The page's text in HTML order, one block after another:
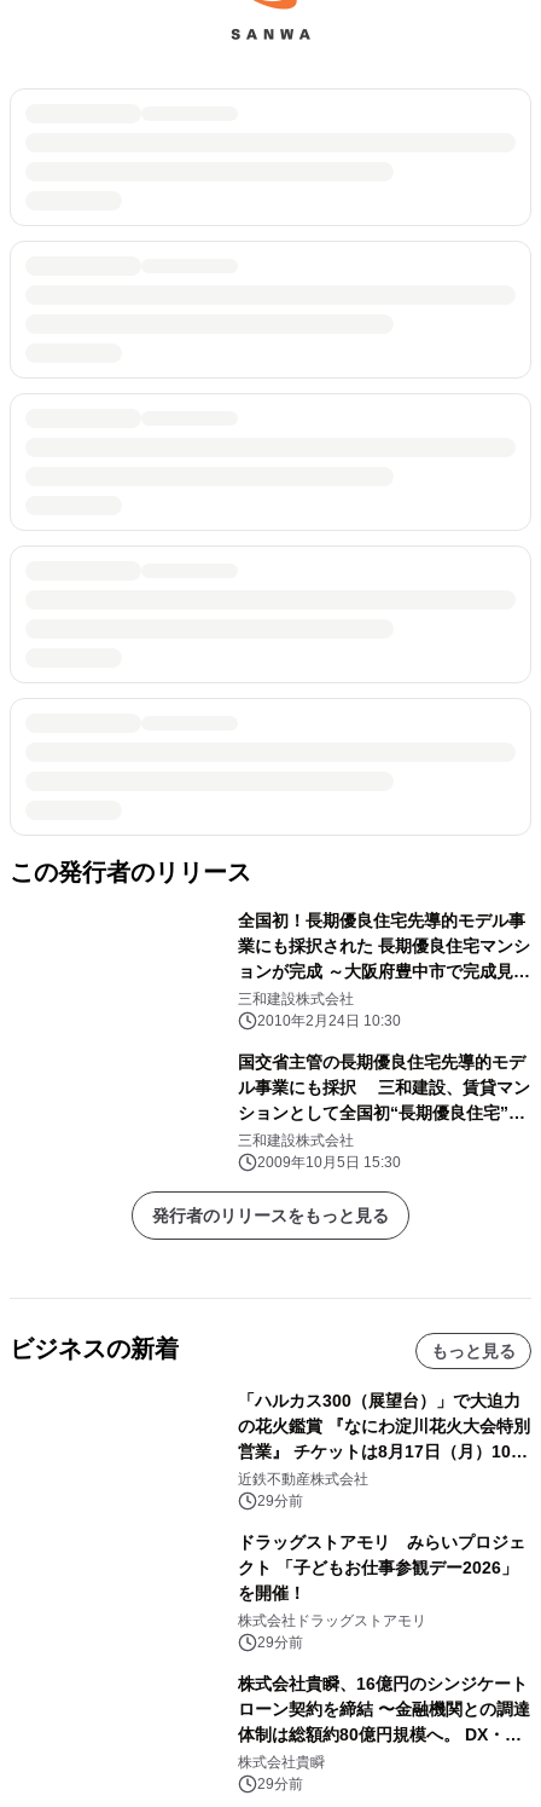
この発行者のリリース
全国初！長期優良住宅先導的モデル事
業にも採択された 長期優良住宅マンシ
ョンが完成 ～大阪府豊中市で完成見学
会を開催～
三和建設株式会社
2010年2月24日 10:30
国交省主管の長期優良住宅先導的モデ
ル事業にも採択 三和建設、賃貸マン
ションとして全国初“長期優良住宅”認
定の 共同住宅「エス・アイ・200」を
施工
三和建設株式会社
2009年10月5日 15:30
発行者のリリースをもっと見る
ビジネスの新着 もっと見る
「ハルカス300（展望台）」で大迫力
の花火鑑賞 『なにわ淀川花火大会特別
営業』 チケットは8月17日（月）10時
00分から販売開始！
近鉄不動産株式会社
29分前
ドラッグストアモリ みらいプロジェ
クト 「子どもお仕事参観デー2026」
を開催！
株式会社ドラッグストアモリ
29分前
株式会社貴瞬、16億円のシンジケート
ローン契約を締結 〜金融機関との調達
体制は総額約80億円規模へ。 DX・海
外展開をはじめとした成長投資を加速
～
株式会社貴瞬
29分前